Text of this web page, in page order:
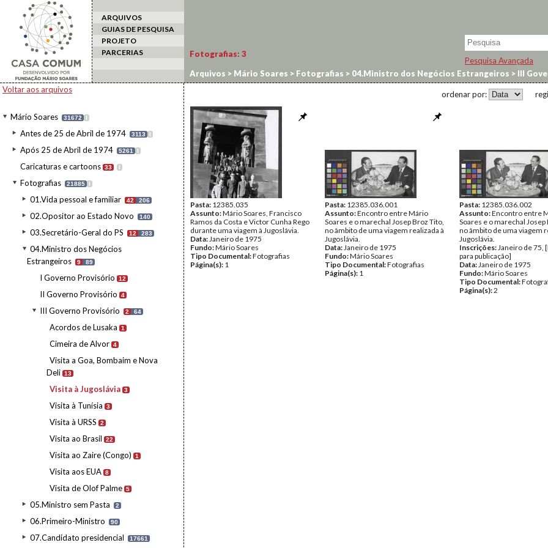
ARQUIVOS
GUIAS DE PESQUISA
PROJETO
PARCERIAS
Pesquisa Avançada
Voltar aos arquivos
Mário Soares 31672 I
Antes de 25 de Abril de 1974 3113 I
Após 25 de Abril de 1974 5261 I
Caricaturas e cartoons 33 I
Fotografias 21885 I
01.Vida pessoal e familiar 42 206
02.Opositor ao Estado Novo 140
03.Secretário-Geral do PS 12 283
04.Ministro dos Negócios
Estrangeiros
9 89
I Governo Provisório 12
II Governo Provisório 4
III Governo Provisório 2 64
Acordos de Lusaka 1
Cimeira de Alvor 4
Visita a Goa, Bombaim e Nova
Deli 13
Visita à Jugoslávia 3
Visita à Tunísia 3
Visita à URSS 2
Visita ao Brasil 22
Visita ao Zaire (Congo) 1
Visita aos EUA 8
Visita de Olof Palme 5
05.Ministro sem Pasta 2
06.Primeiro-Ministro 90
07.Candidato presidencial 17661
Fotografias: 3
Arquivos > Mário Soares > Fotografias > 04.Ministro dos Negócios Estrangeiros > III
ordenar por:
Pasta: 12385.035
Assunto:Mário Soares, Francisco
Ramos da Costa e Victor Cunha Rego
durante uma viagem à Jugoslávia.
Data:Janeiro de 1975
Fundo:Mário Soares
Tipo Documental:Fotografias
Página(s): 1
Pasta: 12385.036.001
Assunto:Encontro entre Mário
Soares e o marechal Josep Broz Tito,
no âmbito de uma viagem realizada à
Jugoslávia.
Data:Janeiro de 1975
Fundo:Mário Soares
Tipo Documental:Fotografias
Página(s): 1
Pasta: 12385.036.002
Assunto:Encontro entre
Soares e o marechal Josep
no âmbito de uma viagem
Jugoslávia.
Inscrições:Janeiro de 75,
para publicação]
Data:Janeiro de 1975
Fundo:Mário Soares
Tipo Documental:
Página(s):2